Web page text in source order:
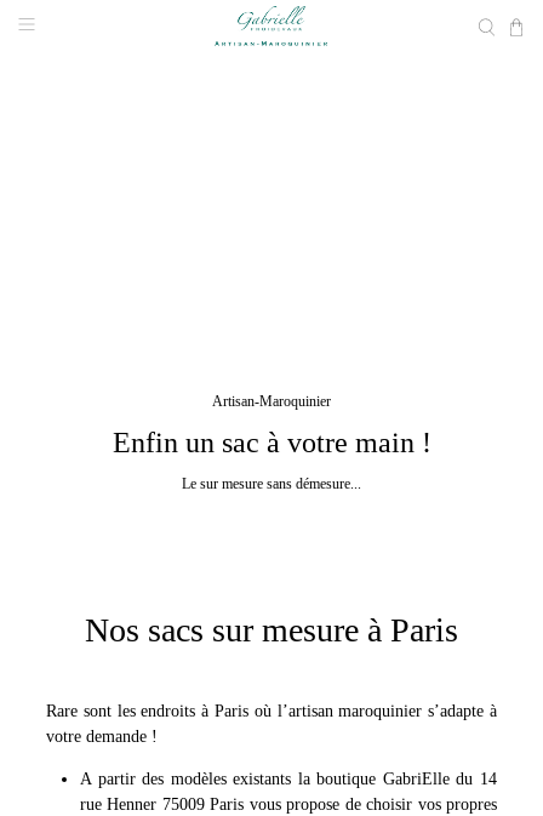
Artisan-Maroquinier
Enfin un sac à votre main !
Le sur mesure sans démesure...
Nos sacs sur mesure à Paris
Rare sont les endroits à Paris où l’artisan maroquinier s’adapte à
votre demande !
A partir des modèles existants la boutique GabriElle du 14
rue Henner 75009 Paris vous propose de choisir vos propres